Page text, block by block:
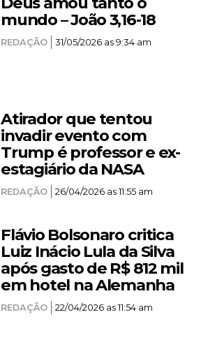
mundo – João 3,16-18
REDAÇÃO 31/05/2026 as 9:34 am
Atirador que tentou
invadir evento com
Trump é professor e ex-
estagiário da NASA
REDAÇÃO 26/04/2026 as 11:55 am
Flávio Bolsonaro critica
Luiz Inácio Lula da Silva
após gasto de R$ 812 mil
em hotel na Alemanha
REDAÇÃO 22/04/2026 as 11:54 am